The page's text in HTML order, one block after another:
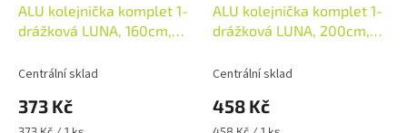
ALU kolejnička komplet 1-
drážková LUNA, 160cm,
Centrální sklad
373 Kč
Měrná
ALU kolejnička komplet 1-
drážková LUNA, 200cm,
Centrální sklad
458 Kč
Měrná